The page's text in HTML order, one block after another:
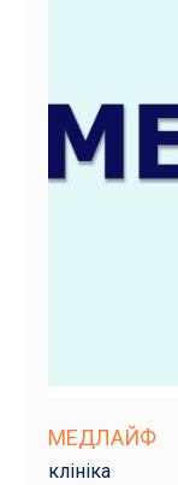
МЕДЛАЙФ
клініка